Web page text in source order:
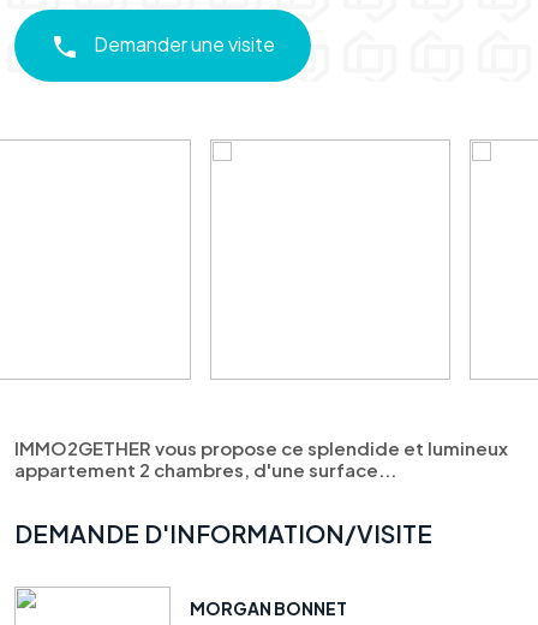
Demander une visite
IMMO2GETHER vous propose ce splendide et lumineux
appartement 2 chambres, d'une surface...
DEMANDE D'INFORMATION/VISITE
MORGAN BONNET